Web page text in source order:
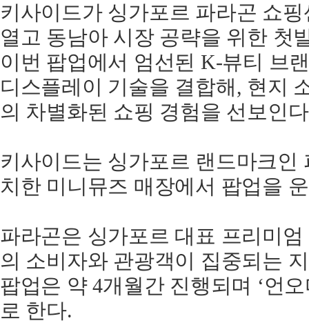
키사이드가 싱가포르 파라곤 쇼
열고 동남아 시장 공략을 위한 첫
이번 팝업에서 엄선된 K-뷰티 브
디스플레이 기술을 결합해, 현지
의 차별화된 쇼핑 경험을 선보인
키사이드는 싱가포르 랜드마크인
치한 미니뮤즈 매장에서 팝업을
파라곤은 싱가포르 대표 프리미
의 소비자와 관광객이 집중되는
팝업은 약 4개월간 진행되며 ‘언
로 한다.